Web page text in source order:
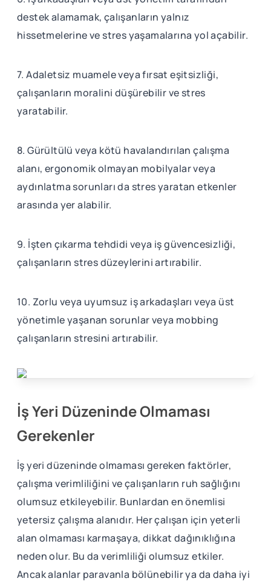
destek alamamak, çalışanların yalnız
hissetmelerine ve stres yaşamalarına yol açabilir.
7. Adaletsiz muamele veya fırsat eşitsizliği,
çalışanların moralini düşürebilir ve stres
yaratabilir.
8. Gürültülü veya kötü havalandırılan çalışma
alanı, ergonomik olmayan mobilyalar veya
aydınlatma sorunları da stres yaratan etkenler
arasında yer alabilir.
9. İşten çıkarma tehdidi veya iş güvencesizliği,
çalışanların stres düzeylerini artırabilir.
10. Zorlu veya uyumsuz iş arkadaşları veya üst
yönetimle yaşanan sorunlar veya mobbing
çalışanların stresini artırabilir.
İş Yeri Düzeninde Olmaması
Gerekenler
İş yeri düzeninde olmaması gereken faktörler,
çalışma verimliliğini ve çalışanların ruh sağlığını
olumsuz etkileyebilir. Bunlardan en önemlisi
yetersiz çalışma alanıdır. Her çalışan için yeterli
alan olmaması karmaşaya, dikkat dağınıklığına
neden olur. Bu da verimliliği olumsuz etkiler.
Ancak alanlar paravanla bölünebilir ya da daha iyi